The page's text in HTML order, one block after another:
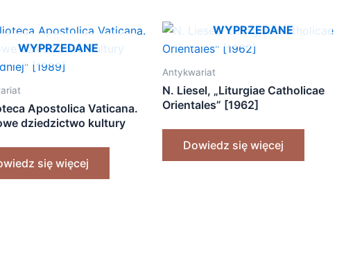
WYPRZEDANE
Apostolica Vaticana.
dziedzictwo kultury
się więcej
WYPRZEDANE
Antykwariat
N. Liesel, „Liturgiae Catholicae
Orientales” [1962]
Dowiedz się więcej